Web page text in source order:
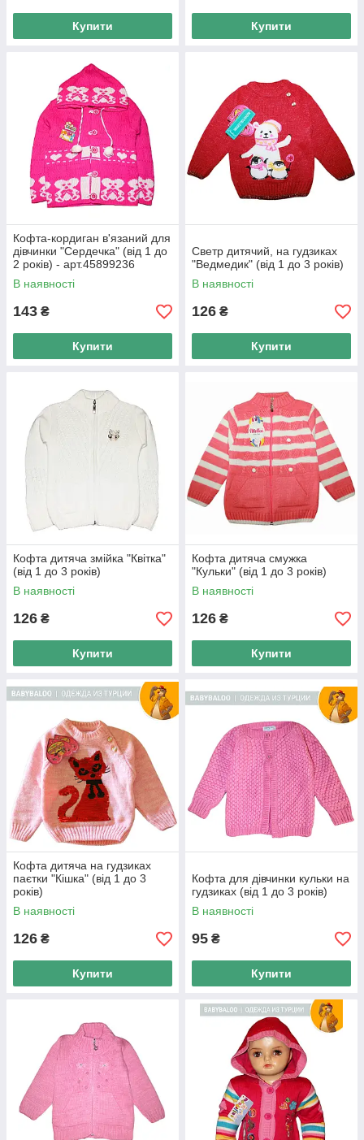
Купити Купити
Кофта-кордиган в'язаний для
дівчинки "Сердечка" (від 1 до
2 років) - арт.45899236
В наявності
143 ₴
Купити
Светр дитячий, на гудзиках
"Ведмедик" (від 1 до 3 років)
В наявності
126 ₴
Купити
Кофта дитяча змійка "Квітка"
(від 1 до 3 років)
В наявності
126 ₴
Купити
Кофта дитяча смужка
"Кульки" (від 1 до 3 років)
В наявності
126 ₴
Купити
Кофта дитяча на гудзиках
паєтки "Кішка" (від 1 до 3
років)
В наявності
126 ₴
Купити
Кофта для дівчинки кульки на
гудзиках (від 1 до 3 років)
В наявності
95 ₴
Купити